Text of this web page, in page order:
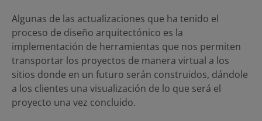
Algunas de las actualizaciones que ha tenido el
proceso de diseño arquitectónico es la
implementación de herramientas que nos permiten
transportar los proyectos de manera virtual a los
sitios donde en un futuro serán construidos, dándole
a los clientes una visualización de lo que será el
proyecto una vez concluido.